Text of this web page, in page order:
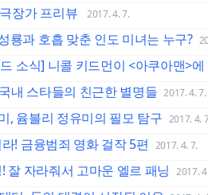
장가 프리뷰 2017. 4. 7.
룡과 호흡 맞춘 인도 미녀는 누구?
소식] 니콜 키드먼이 <아쿠아맨>
내 스타들의 친근한 별명들 2017. 4. 7.
, 윰블리 정유미의 필모 탐구 2017. 4.
! 금융범죄 영화 걸작 5편 2017. 4. 7.
잘 자라줘서 고마운 엘르 패닝 2017.